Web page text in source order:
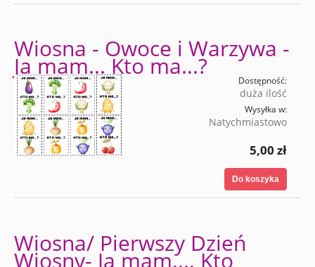
Wiosna - Owoce i Warzywa -
Ja mam... Kto ma...?
Dostępność:
duża ilość
Wysyłka w:
Natychmiastowo
5,00 zł
Do koszyka
Wiosna/ Pierwszy Dzień
Wiosny- Ja mam.... Kto